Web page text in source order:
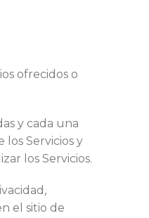
ofrecidos o
y cada una
Servicios y
los Servicios.
el sitio de